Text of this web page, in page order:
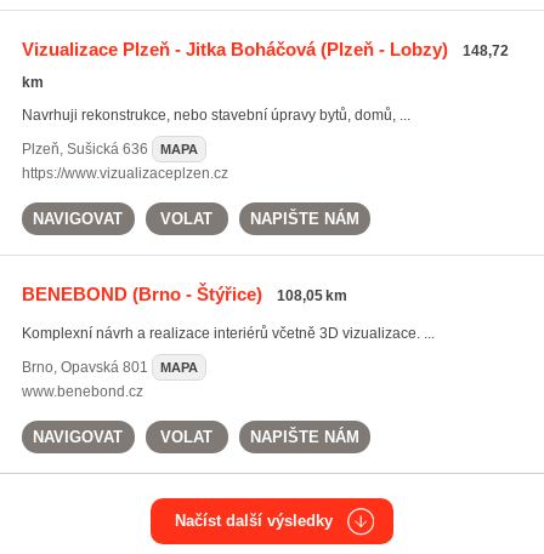
Vizualizace Plzeň - Jitka Boháčová(Plzeň - Lobzy)
148,72
km
Navrhuji rekonstrukce, nebo stavební úpravy bytů, domů, ...
Plzeň, Sušická 636 MAPA
https://www.vizualizaceplzen.cz
NAVIGOVAT VOLAT NAPIŠTE NÁM
BENEBOND(Brno - Štýřice) 108,05 km
Komplexní návrh a realizace interiérů včetně 3D vizualizace. ...
Brno, Opavská 801 MAPA
www.benebond.cz
NAVIGOVAT VOLAT NAPIŠTE NÁM
Načíst další výsledky